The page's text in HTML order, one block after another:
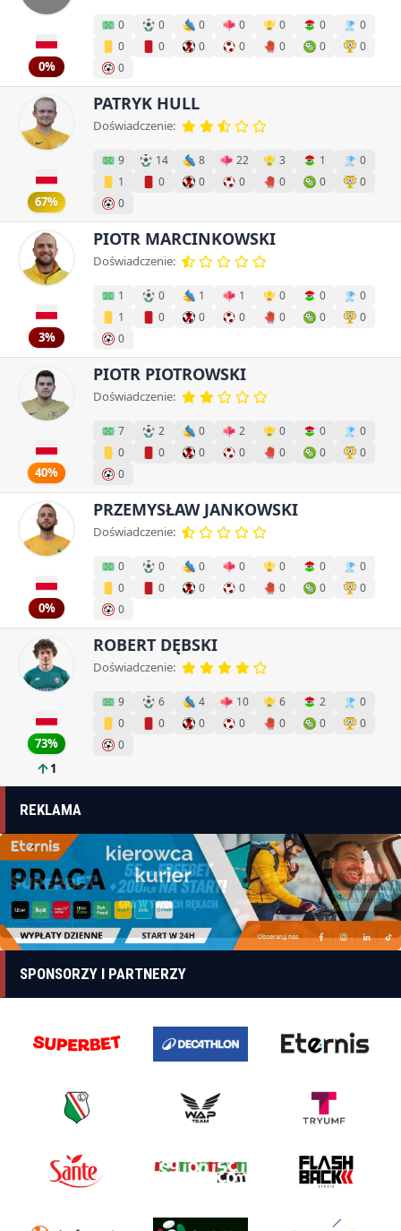
0%
0 0 0 0 0 0
0
0
0 0 0 0 0
0
0
67%
PATRYK HULL
Doświadczenie:
9 14 8 22 3 1
0
1
0 0 0 0 0
0
0
3%
PIOTR MARCINKOWSKI
Doświadczenie:
1 0 1 1 0 0
0
1
0 0 0 0 0
0
0
40%
PIOTR PIOTROWSKI
Doświadczenie:
7 2 0 2 0 0
0
0
0 0 0 0 0
0
0
0%
PRZEMYSŁAW JANKOWSKI
Doświadczenie:
0 0 0 0 0 0
0
0
0 0 0 0 0
0
0
73%
1
ROBERT DĘBSKI
Doświadczenie:
9 6 4 10 6 2
0
0
0 0 0 0 0
0
0
REKLAMA
SPONSORZY I PARTNERZY